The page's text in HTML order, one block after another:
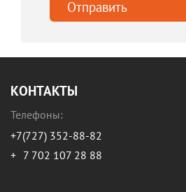
КОНТАКТЫ
Телефоны:
+7(727) 352-88-82
+ 7 702 107 28 88